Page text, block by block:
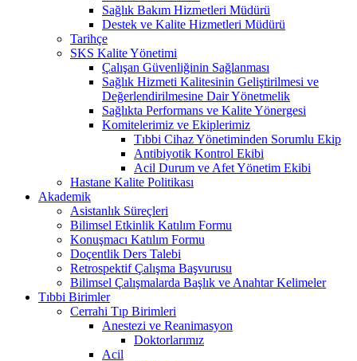
Sağlık Bakım Hizmetleri Müdürü
Destek ve Kalite Hizmetleri Müdürü
Tarihçe
SKS Kalite Yönetimi
Çalışan Güvenliğinin Sağlanması
Sağlık Hizmeti Kalitesinin Geliştirilmesi ve
Değerlendirilmesine Dair Yönetmelik
Sağlıkta Performans ve Kalite Yönergesi
Komitelerimiz ve Ekiplerimiz
Tıbbi Cihaz Yönetiminden Sorumlu Ekip
Antibiyotik Kontrol Ekibi
Acil Durum ve Afet Yönetim Ekibi
Hastane Kalite Politikası
Akademik
Asistanlık Süreçleri
Bilimsel Etkinlik Katılım Formu
Konuşmacı Katılım Formu
Doçentlik Ders Talebi
Retrospektif Çalışma Başvurusu
Bilimsel Çalışmalarda Başlık ve Anahtar Kelimeler
Tıbbi Birimler
Cerrahi Tıp Birimleri
Anestezi ve Reanimasyon
Doktorlarımız
Acil